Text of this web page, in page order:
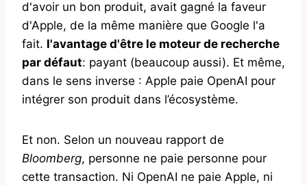
d'avoir un bon produit, avait gagné la faveur
d'Apple, de la même manière que Google l'a
fait. l'avantage d'être le moteur de recherche
par défaut: payant (beaucoup aussi). Et même,
dans le sens inverse : Apple paie OpenAI pour
intégrer son produit dans l’écosystème.
Et non. Selon un nouveau rapport de
Bloomberg, personne ne paie personne pour
cette transaction. Ni OpenAI ne paie Apple, ni